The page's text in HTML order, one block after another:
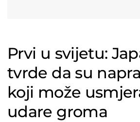
Prvi u svijetu:
tvrde da su
koji može
udare groma